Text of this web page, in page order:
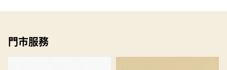
門市服務